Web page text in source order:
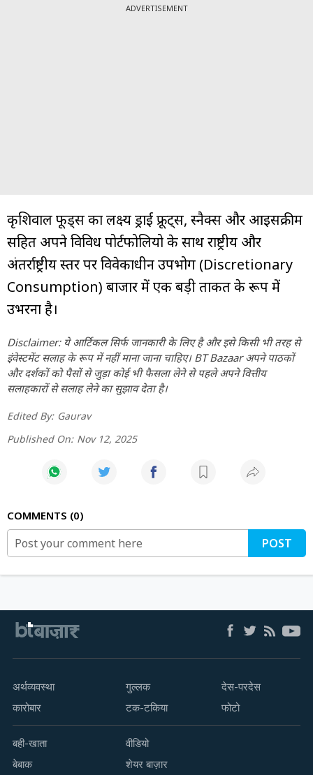
ADVERTISEMENT
कृशिवाल फूड्स का लक्ष्य ड्राई फ्रूट्स, स्नैक्स और आइसक्रीम
सहित अपने विविध पोर्टफोलियो के साथ राष्ट्रीय और
अंतर्राष्ट्रीय स्तर पर विवेकाधीन उपभोग (Discretionary
Consumption) बाजार में एक बड़ी ताकत के रूप में
उभरना है।
Disclaimer: ये आर्टिकल सिर्फ जानकारी के लिए है और इसे किसी भी तरह से
इंवेस्टमेंट सलाह के रूप में नहीं माना जाना चाहिए। BT Bazaar अपने पाठकों
और दर्शकों को पैसों से जुड़ा कोई भी फैसला लेने से पहले अपने वित्तीय
सलाहकारों से सलाह लेने का सुझाव देता है।
Edited By: Gaurav
Published On: Nov 12, 2025
COMMENTS 0
POST
अर्थव्यवस्था
कारोबार
गुल्लक
टक-टकिया
देस-परदेस
फोटो
बही-खाता
बेबाक
वीडियो
शेयर बाज़ार